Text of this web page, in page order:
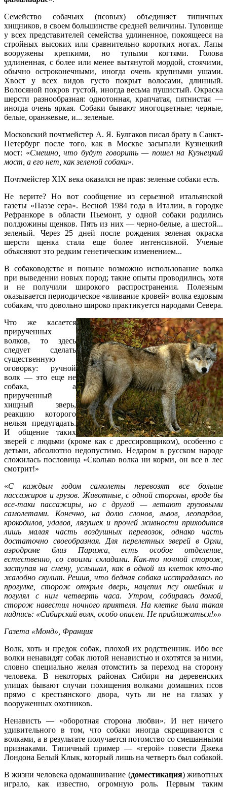
Семейство собачьих (псовых) объединяет типичных
хищников, в своем большинстве средней величины. Туловище
у всех представителей семейства удлиненное, покоящееся на
стройных высоких или сравнительно коротких ногах. Лапы
вооружены крепкими, но тупыми когтями. Голова
удлиненная, с более или менее вытянутой мордой, стоячими,
обычно остроконечными, иногда очень крупными ушами.
Хвост у всех видов густо покрыт волосами, длинный.
Волосяной покров густой, иногда весьма пушистый. Окраска
шерсти разнообразная: однотонная, крапчатая, пятнистая —
иногда очень яркая. Собаки бывают многоцветные: черные,
белые, оранжевые, и... зеленые.
Московский почтмейстер А. Я. Булгаков писал брату в Санкт-
Петербург после того, как в Москве засыпали Кузнецкий
мост: «Смешно, что будут говорить — пошел на Кузнецкий
мост, а его нет, как зеленой собаки».
Почтмейстер XIX века оказался не прав: зеленые собаки есть.
Не верите? Но вот сообщение из серьезной итальянской
газеты «Паэзе сера». Весной 1984 года в Италии, в городке
Рефранкоре в области Пьемонт, у одной собаки родились
полдюжины щенков. Пять из них — черно-белые, а шестой...
зеленый. Через 25 дней после рождения зеленая окраска
шерсти щенка стала еще более интенсивной. Ученые
объясняют это редким генетическим изменением...
В собаководстве и поныне возможно использование волка
при выведении новых пород; такие опыты проводились, хотя
и не получили широкого распространения. Полезным
оказывается периодическое «вливание кровей» волка ездовым
собакам, что довольно широко практикуется народами Севера.
Что же касается
прирученных
волков, то здесь
следует сделать
существенную
оговорку: ручной
волк — это еще не
собака, а
прирученный
хищный зверь,
реакцию которого
нельзя предугадать.
И общение таких
зверей с людьми (кроме как с дрессировщиком), особенно с
детьми, абсолютно недопустимо. Недаром в русском народе
сложилась пословица «Сколько волка ни корми, он все в лес
смотрит!»
«С каждым годом самолеты перевозят все больше
пассажиров и грузов. Животные, с одной стороны, вроде бы
все-таки пассажиры, но с другой — летают грузовыми
самолетами. Конечно, на долю слонов, львов, леопардов,
крокодилов, удавов, лягушек и прочей живности приходится
лишь малая часть воздушных перевозок, однако часть
достаточно своеобразная. Для перелетных зверей в Орли,
аэродроме близ Парижа, есть особое отделение,
естественно, со своими складами. Как-то ночной сторож,
заступая на смену, услышал, как в одной из клеток кто-то
жалобно скулит. Решив, что бедная собака исстрадалась по
прогулке, сторож открыл дверь, нацепил псу ошейник и
погулял с ним четверть часа. Утром, собираясь домой,
сторож навестил ночного приятеля. На клетке была такая
надпись: «Сибирский волк, особо опасен. Не приближаться!»»
Газета «Монд», Франция
Волк, хоть и предок собак, плохой их родственник. Ибо все
волки ненавидят собак лютой ненавистью и охотятся за ними,
словно специально желая отомстить за переход на сторону
человека. В некоторых районах Сибири на деревенских
улицах бывают случаи похищения волками домашних псов
прямо с крестьянского двора, чуть ли не на глазах у
вооруженных охотников.
Ненависть — «оборотная сторона любви». И нет ничего
удивительного в том, что собаки иногда скрещиваются с
волками, а в результате получается потомство со смешанными
признаками. Типичный пример — «герой» повести Джека
Лондона Белый Клык, который лишь на четверть был собакой.
В жизни человека одомашнивание (доместикация) животных
играло, как известно, огромную роль. Первым таким